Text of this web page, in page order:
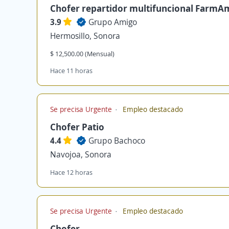
Chofer repartidor multifuncional
3.9
Grupo Amigo
Hermosillo, Sonora
$ 12,500.00 (Mensual)
Hace 11 horas
Se precisa Urgente Empleo destacado
Chofer Patio
4.4
Grupo Bachoco
Navojoa, Sonora
Hace 12 horas
Se precisa Urgente Empleo destacado